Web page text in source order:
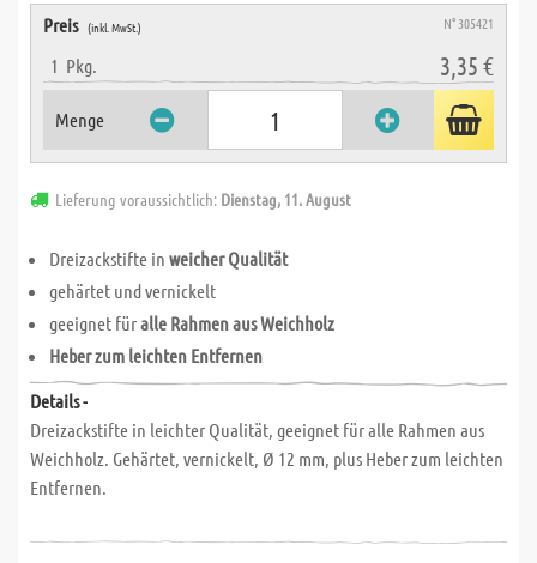
Preis (inkl. MwSt.) N° 305421
1 Pkg. 3,35 €
Menge
Lieferung voraussichtlich: Dienstag, 11. August
Dreizackstifte in weicher Qualität
gehärtet und vernickelt
geeignet füralle Rahmen aus Weichholz
Heber zum leichten Entfernen
Details -
Dreizackstifte in leichter Qualität, geeignet für alle Rahmen aus
Weichholz. Gehärtet, vernickelt, Ø 12 mm, plus Heber zum leichten
Entfernen.